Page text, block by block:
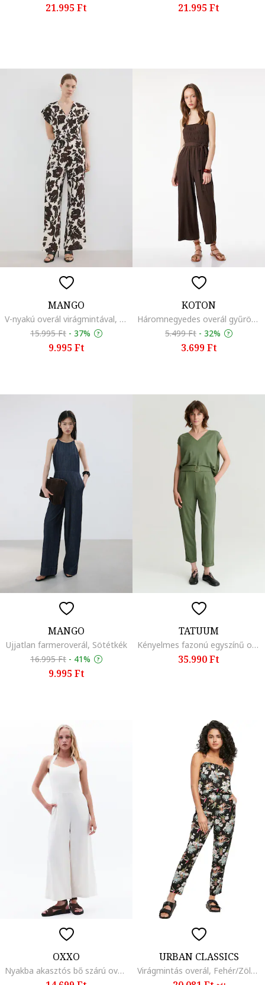
21.995 Ft 21.995 Ft
MANGO
V-nyakú overál virágmintával, Sötétbarna/Törtfehér
15.995 Ft - 37%
9.995 Ft
KOTON
Háromnegyedes overál gyűrött dizájnnal, Fangóbarna,
5.499 Ft - 32%
3.699 Ft
MANGO
Ujjatlan farmeroverál, Sötétkék
16.995 Ft - 41%
9.995 Ft
TATUUM
Kényelmes fazonú egyszínű overál, Sötétzöld,
35.990 Ft
OXXO
Nyakba akasztós bő szárú overál, Fehér
URBAN CLASSICS
Virágmintás overál, Fehér/Zöld/Fekete